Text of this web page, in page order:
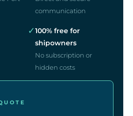
communication
✓100% free for
shipowners
No subscription or
hidden costs